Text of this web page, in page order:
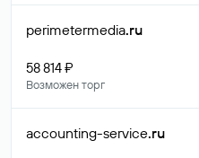
perimetermedia.ru
58 814 ₽
Возможен торг
accounting-service.ru